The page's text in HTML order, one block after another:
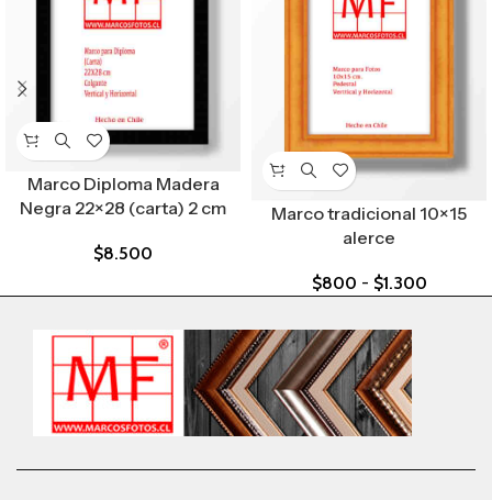
Marco Diploma Madera
Negra 22×28 (carta) 2 cm
$8.500
Marco tradicional 10×15
alerce
$800 - $1.300